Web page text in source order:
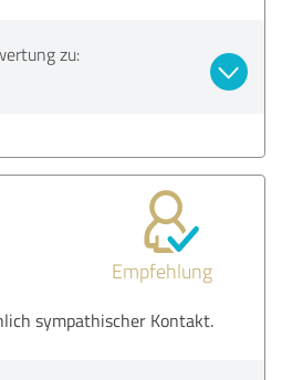
zu:
Empfehlung
sympathischer Kontakt.